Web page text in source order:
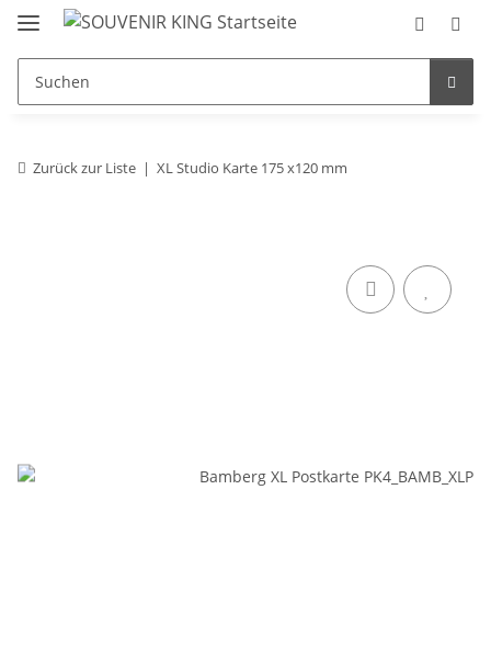
Zurück zur Liste XL Studio Karte 175 x120 mm